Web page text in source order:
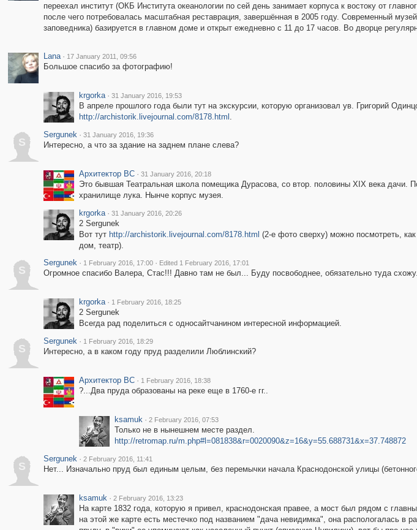
переехал институт (ОКБ Института океанологии по сей день занимает корпуса к востоку от
после чего потребовалась масштабная реставрация, завершённая в 2005 году. Современный
заповедника) базируется в главном доме и открыт ежедневно с 11 до 17 часов. Во дворце
Lana · 17 January 2011, 09:56
Большое спасибо за фотографию!
krgorka · 31 January 2016, 19:53
В апреле прошлого года были тут на экскурсии, которую организовал ув. Григорий
http://archistorik.livejournal.com/8178.html .
S
Sergunek · 31 January 2016, 19:36
Интересно, а что за здание на заднем плане слева?
Архитектор ВС · 31 January 2016, 20:18
Это бывшая Театральная школа помещика Дурасова, со втор. половины XIX века дачи.
хранилище лука. Нынче корпус музея.
krgorka · 31 January 2016, 20:26
2 Sergunek
Вот тут http://archistorik.livejournal.com/8178.html (2-е фото сверху) можно посмотреть,
дом, театр).
S
Sergunek · 1 February 2016, 17:00 · Edited 1 February 2016, 17:01
Огромное спасибо Валера, Стас!!! Давно там не был... Буду посвободнее, обязательно туда схожу.
krgorka · 1 February 2016, 18:25
2 Sergunek
Всегда рад поделиться с односайтчанином интересной информацией.
S
Sergunek · 1 February 2016, 18:29
Интересно, а в каком году пруд разделили Люблинский?
Архитектор ВС · 1 February 2016, 18:38
?...Два пруда образованы на реке еще в 1760-е гг..
ksamuk · 2 February 2016, 07:53
Только не в нынешнем месте раздел.
http://retromap.ru/m.php#l=081838&r=0020090&z=16&y=55.688731&x=37.748872
S
Sergunek · 2 February 2016, 11:41
Нет... Изначально пруд был единым целым, без перемычки начала Краснодонской улицы
ksamuk · 2 February 2016, 13:23
На карте 1832 года, которую я привел, краснодонская правее, а мост был рядом с
на этой же карте есть местечко под названием "дача невидимка", она распологалась в